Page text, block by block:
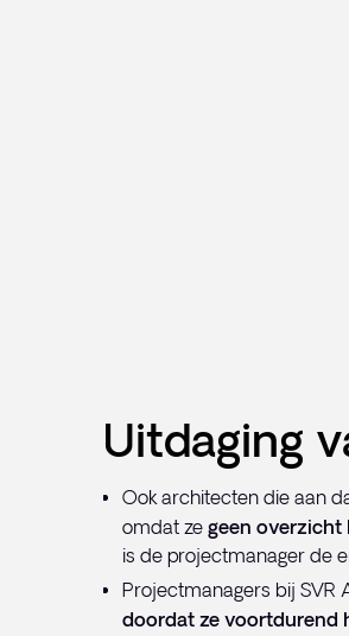
Uitdaging
Ook architecten die aan
omdat ze geen overzicht
is de projectmanager de
Projectmanagers bij SVR
doordat ze voortdurend